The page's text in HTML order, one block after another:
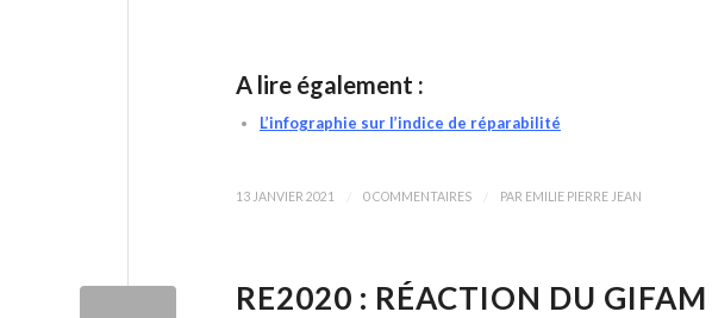
A lire également :
L’infographie sur l’indice de réparabilité
13 JANVIER 2021 0 COMMENTAIRES PAR EMILIE PIERRE JEAN
RE2020 : RÉACTION DU GIFAM